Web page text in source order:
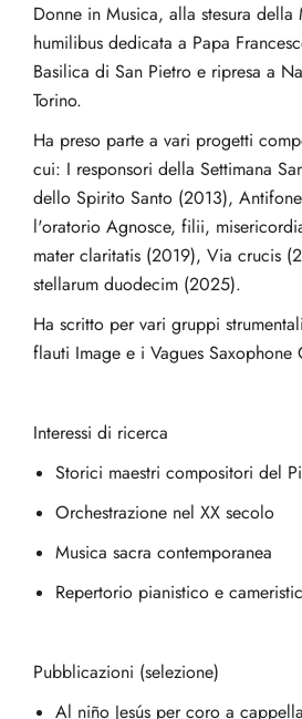
Donne in Musica, alla stesura della
humilibus dedicata a Papa
Basilica di San Pietro e ripresa a
Torino.
Ha preso parte a vari progetti
cui: I responsori della Settimana
dello Spirito Santo (2013),
l'oratorio Agnosce, filii,
mater claritatis (2019), Via crucis
stellarum duodecim (2025).
Ha scritto per vari gruppi
flauti Image e i Vagues Saxophone
Interessi di ricerca
Storici maestri compositori del
Orchestrazione nel XX secolo
Musica sacra contemporanea
Repertorio pianistico e
Pubblicazioni (selezione)
Al niño Jesús per coro a